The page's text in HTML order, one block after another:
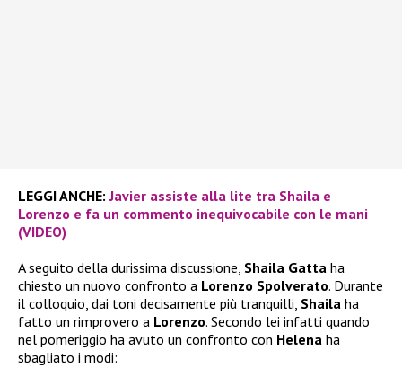
LEGGI ANCHE: Javier assiste alla lite tra Shaila e
Lorenzo e fa un commento inequivocabile con le mani
(VIDEO)
A seguito della durissima discussione, Shaila Gatta ha
chiesto un nuovo confronto a Lorenzo Spolverato. Durante
il colloquio, dai toni decisamente più tranquilli, Shaila ha
fatto un rimprovero a Lorenzo. Secondo lei infatti quando
nel pomeriggio ha avuto un confronto con Helena ha
sbagliato i modi: